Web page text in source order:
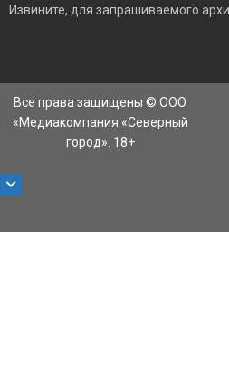
Извините, для запрашиваемого
Все права защищены © ООО
«Медиакомпания «Северный
город». 18+